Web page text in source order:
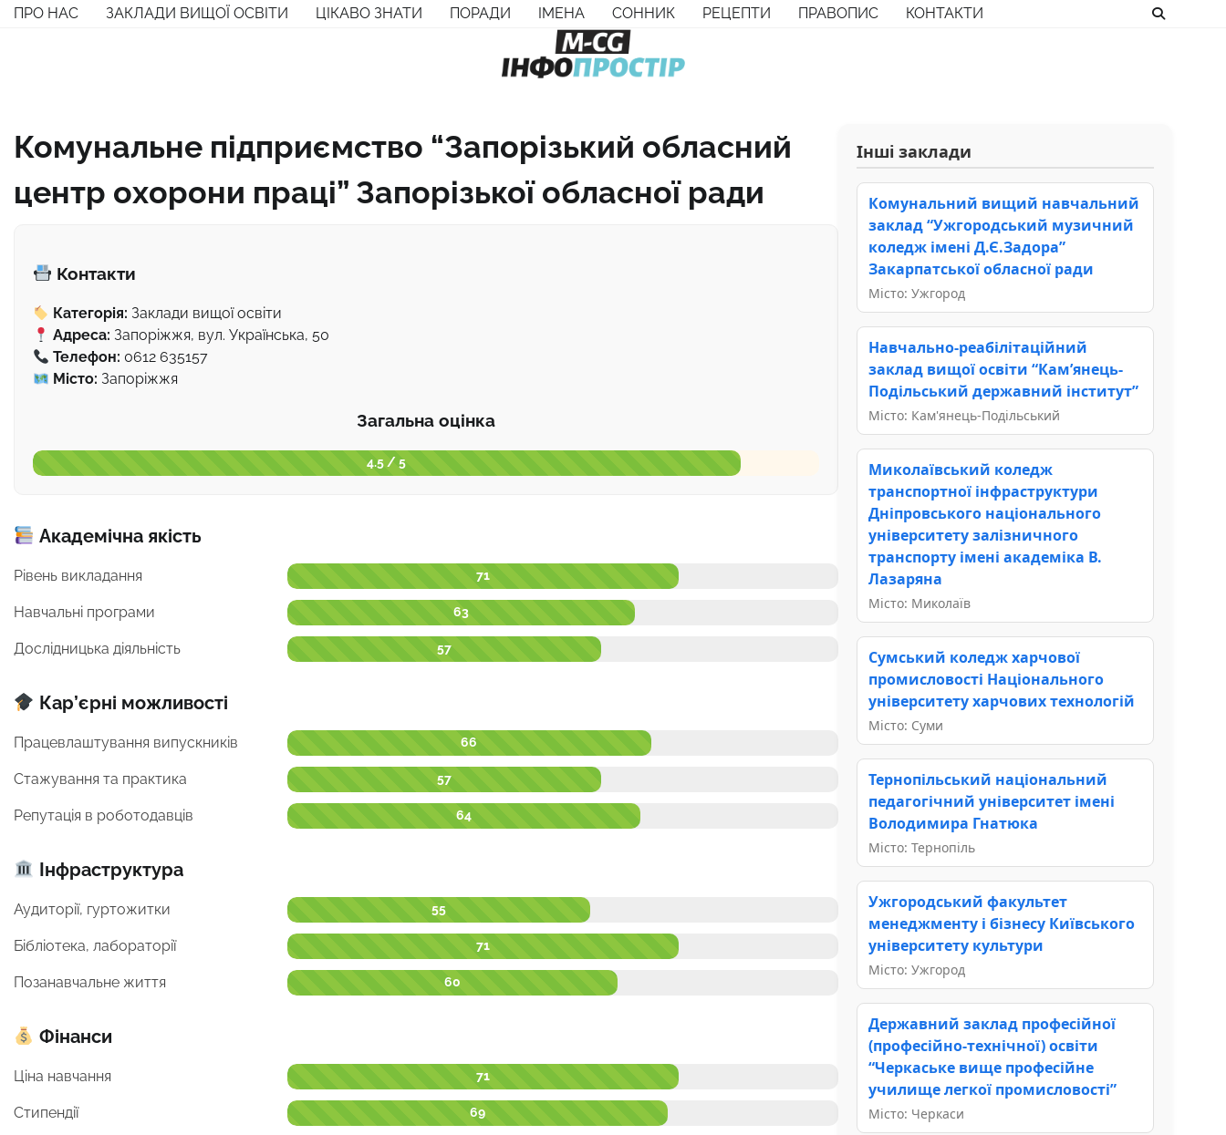
Перейти
ПРО НАС ЗАКЛАДИ ВИЩОЇ ОСВІТИ ЦІКАВО ЗНАТИ ПОРАДИ ІМЕНА СОННИК РЕЦЕПТИ ПРАВОПИС КОНТАКТИ
Комунальне підприємство “Запорізький обласний
центр охорони праці” Запорізької обласної ради
Контакти
Категорія: Заклади вищої освіти
Адреса: Запоріжжя, вул. Українська, 50
Телефон: 0612 635157
Місто: Запоріжжя
Загальна оцінка
4.5 / 5
Академічна якість
Рівень викладання 71
Навчальні програми 63
Дослідницька діяльність 57
Кар’єрні можливості
Працевлаштування випускників 66
Стажування та практика 57
Репутація в роботодавців 64
Інфраструктура
Аудиторії, гуртожитки 55
Бібліотека, лабораторії 71
Позанавчальне життя 60
Фінанси
Ціна навчання 71
Стипендії 69
Інші заклади
Комунальний вищий навчальний
заклад “Ужгородський музичний
коледж імені Д.Є.Задора”
Закарпатської обласної ради
Місто: Ужгород
Навчально-реабілітаційний
заклад вищої освіти “Кам’янець-
Подільський державний інститут”
Місто: Кам'янець-Подільський
Миколаївський коледж
транспортної інфраструктури
Дніпровського національного
університету залізничного
транспорту імені академіка В.
Лазаряна
Місто: Миколаїв
Сумський коледж харчової
промисловості Національного
університету харчових технологій
Місто: Суми
Тернопільський національний
педагогічний університет імені
Володимира Гнатюка
Місто: Тернопіль
Ужгородський факультет
менеджменту і бізнесу Київського
університету культури
Місто: Ужгород
Державний заклад професійної
(професійно-технічної) освіти
“Черкаське вище професійне
училище легкої промисловості”
Місто: Черкаси